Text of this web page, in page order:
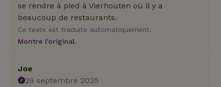
se rendre à pied à Vierhouten où il y a
beaucoup de restaurants.
Ce texte est traduite automatiquement.
Montre l'original.
Joe
29 septembre 2025